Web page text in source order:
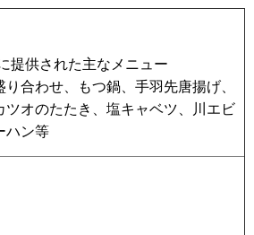
提供された主なメニュー
合わせ、もつ鍋、手羽先唐揚げ、
ツオのたたき、塩キャベツ、川エビ
ハン等